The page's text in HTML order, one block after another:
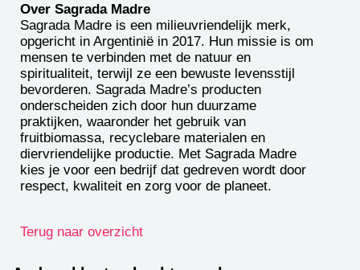
Over Sagrada Madre
Sagrada Madre is een milieuvriendelijk merk,
opgericht in Argentinië in 2017. Hun missie is om
mensen te verbinden met de natuur en
spiritualiteit, terwijl ze een bewuste levensstijl
bevorderen. Sagrada Madre’s producten
onderscheiden zich door hun duurzame
praktijken, waaronder het gebruik van
fruitbiomassa, recyclebare materialen en
diervriendelijke productie. Met Sagrada Madre
kies je voor een bedrijf dat gedreven wordt door
respect, kwaliteit en zorg voor de planeet.
Terug naar overzicht